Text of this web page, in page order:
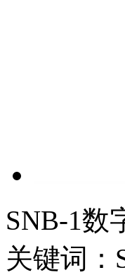
SNB-1数
关键词：